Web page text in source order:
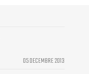
05 DECEMBRE 2013